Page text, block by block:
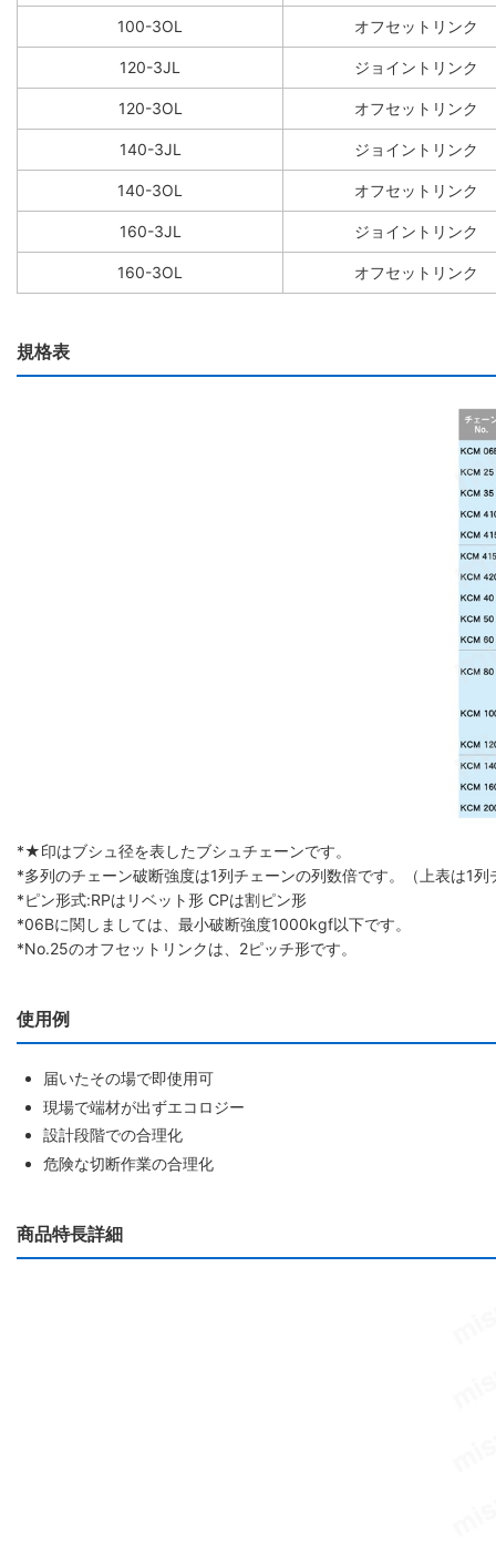
100-3OL オフセットリンク
120-3JL ジョイントリンク
120-3OL オフセットリンク
140-3JL ジョイントリンク
140-3OL オフセットリンク
160-3JL ジョイントリンク
160-3OL オフセットリンク
規格表
*★印はブシュ径を表したブシュチェーンです。
*多列のチェーン破断強度は1列チェーンの列数倍です。（上表は1
*ピン形式:RPはリベット形 CPは割ピン形
*06Bに関しましては、最小破断強度1000kgf以下です。
*No.25のオフセットリンクは、2ピッチ形です。
使用例
届いたその場で即使用可
現場で端材が出ずエコロジー
設計段階での合理化
危険な切断作業の合理化
商品特長詳細